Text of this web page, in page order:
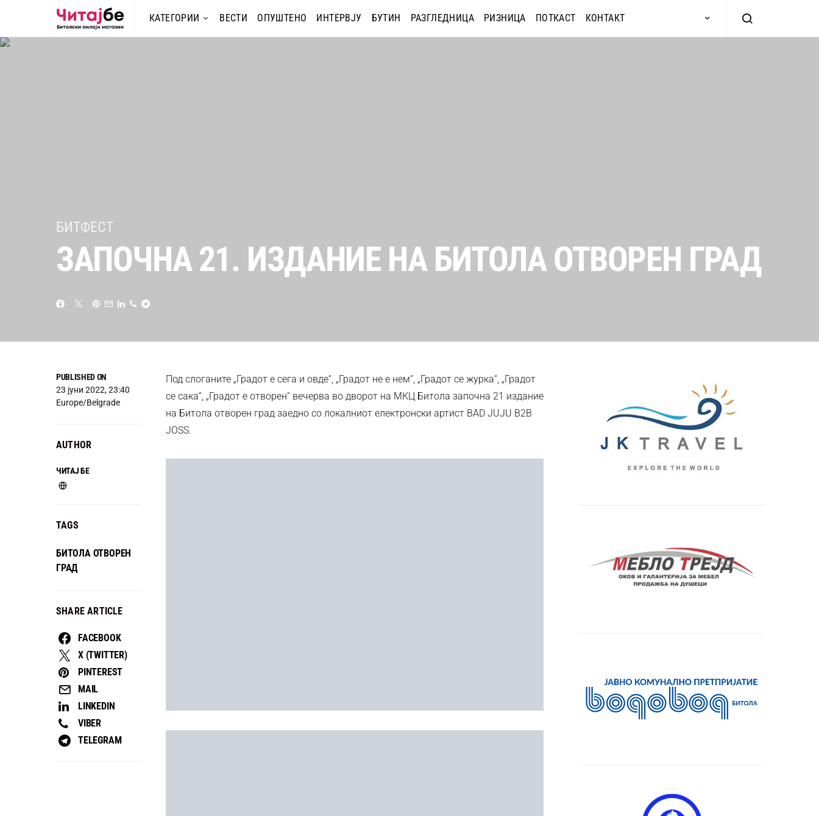
КАТЕГОРИИ ВЕСТИ ОПУШТЕНО ИНТЕРВЈУ БУТИН РАЗГЛЕДНИЦА РИЗНИЦА ПОТКАСТ КОНТАКТ
БИТФЕСТ
ЗАПОЧНА 21. ИЗДАНИЕ НА БИТОЛА ОТВОРЕН ГРАД
PUBLISHED ON
23 јуни 2022, 23:40
Europe/Belgrade
AUTHOR
ЧИТАЈ БЕ
TAGS
БИТОЛА ОТВОРЕН
ГРАД
SHARE ARTICLE
FACEBOOK
X (TWITTER)
PINTEREST
MAIL
LINKEDIN
VIBER
TELEGRAM
Под слоганите „Градот е сега и овде“, „Градот не е нем“, „Градот се журка“, „Градот
се сака“, „Градот е отворен“ вечерва во дворот на МКЦ Битола започна 21 издание
на Битола отворен град заедно со локалниот електронски артист BAD JUJU B2B
JOSS.